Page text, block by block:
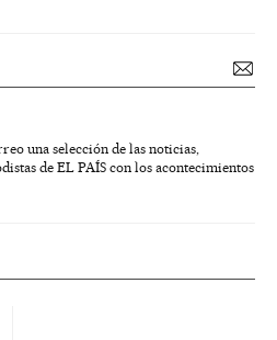
una selección de las noticias,
de EL PAÍS con los acontecimientos